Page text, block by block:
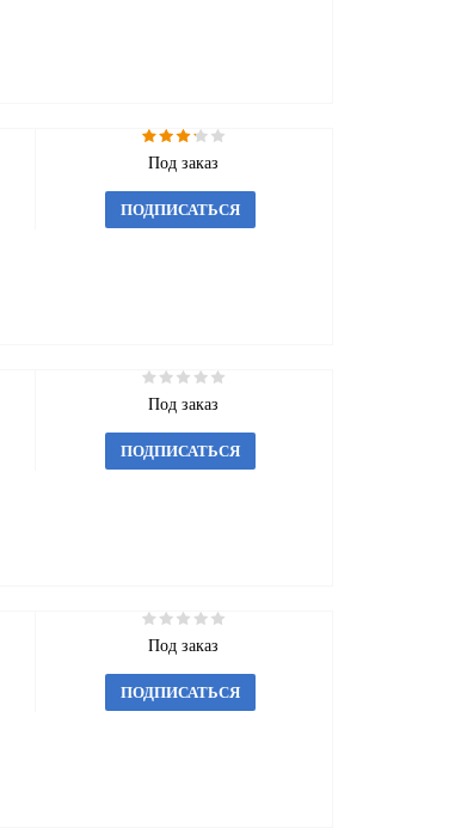
Под заказ
ПОДПИСАТЬСЯ
Под заказ
ПОДПИСАТЬСЯ
Под заказ
ПОДПИСАТЬСЯ